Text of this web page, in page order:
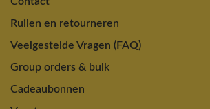
Ruilen en retourneren
Veelgestelde Vragen (FAQ)
Group orders & bulk
Cadeaubonnen